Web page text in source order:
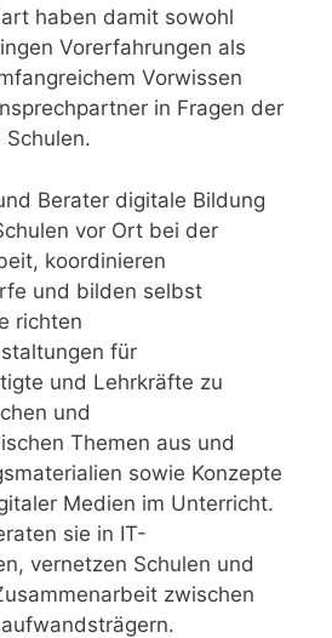
haben damit sowohl
Vorerfahrungen als
Vorwissen
in Fragen der
Berater digitale Bildung
vor Ort bei der
koordinieren
und bilden selbst
richten
für
und Lehrkräfte zu
und
Themen aus und
sowie Konzepte
Medien im Unterricht.
sie in IT-
vernetzen Schulen und
zwischen